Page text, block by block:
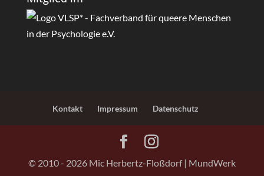
Kontakt Impressum Datenschutz
© 2010 - 2026 Mic Herbertz-Floßdorf | MundWerk